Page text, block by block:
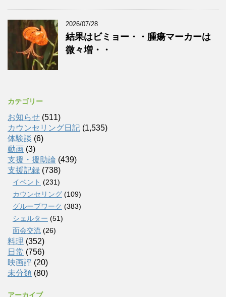
2026/07/28
結果はビミョー・・腫瘍マーカーは
微々増・・
カテゴリー
お知らせ (511)
カウンセリング日記 (1,535)
体験談 (6)
動画 (3)
支援・援助論 (439)
支援記録 (738)
イベント (231)
カウンセリング (109)
グループワーク (383)
シェルター (51)
面会交流 (26)
料理 (352)
日常 (756)
映画評 (20)
未分類 (80)
アーカイブ